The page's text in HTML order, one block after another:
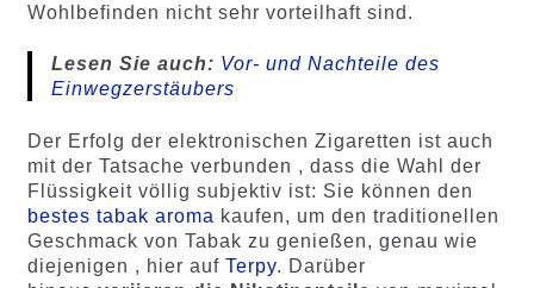
Wohlbefinden nicht sehr vorteilhaft sind.
Lesen Sie auch: Vor- und Nachteile des
Einwegzerstäubers
Der Erfolg der elektronischen Zigaretten ist auch
mit der Tatsache verbunden , dass die Wahl der
Flüssigkeit völlig subjektiv ist: Sie können den
bestes tabak aroma kaufen, um den traditionellen
Geschmack von Tabak zu genießen, genau wie
diejenigen , hier auf Terpy. Darüber